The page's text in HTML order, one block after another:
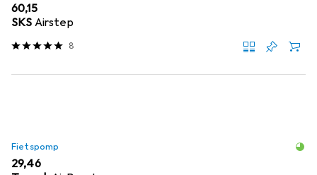
EUR
60,15
SKS Airstep
8
Fietspomp
EUR
29,46